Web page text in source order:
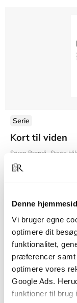
Denne
Vi bruger egne
optimere dit
funktionalitet,
præferencer
optimere vores
Google Ads.
funktioner til brug
Serie
Kort til viden
Søren Brandi Steen
199,95 KR.